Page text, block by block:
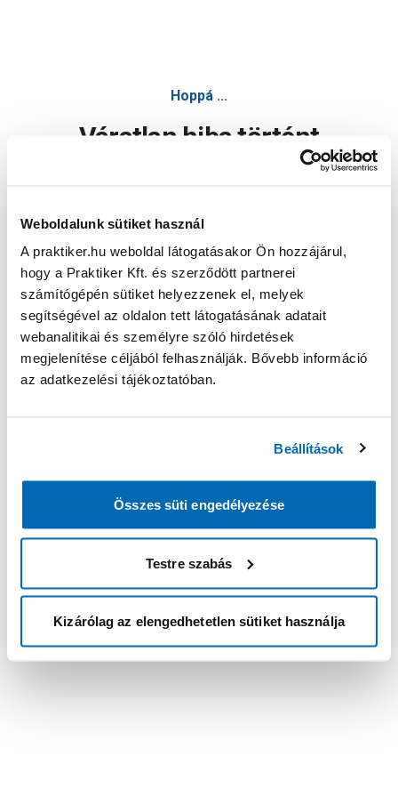
Weboldalunk sütiket használ
A praktiker.hu weboldal látogatásakor Ön hozzájárul,
hogy a Praktiker Kft. és szerződött partnerei
számítógépén sütiket helyezzenek el, melyek
segítségével az oldalon tett látogatásának adatait
webanalitikai és személyre szóló hirdetések
megjelenítése céljából felhasználják. Bővebb információ
az adatkezelési tájékoztatóban.
Beállítások
Összes süti engedélyezése
Testre szabás
Kizárólag az elengedhetetlen sütiket használja
Hoppá ...
Váratlan hiba történt
Oldal újratöltése